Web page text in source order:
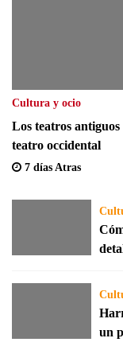
Cultura y ocio
Los teatros
teatro occidental
7 días Atras
un